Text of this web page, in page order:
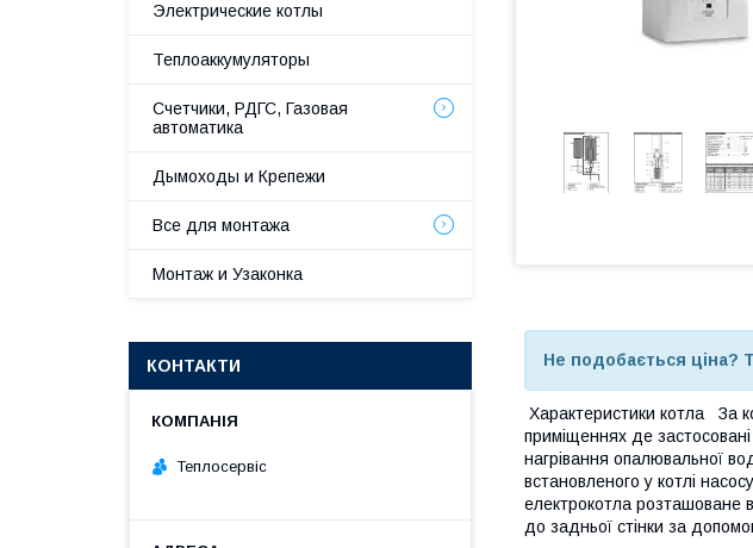
Не подобається ціна?
Характеристики котла За
приміщеннях де
нагрівання опалювальної
встановленого у котлі
електрокотла розташоване
до задньої стінки за
Электрические котлы
Теплоаккумуляторы
Счетчики, РДГС, Газовая
автоматика
Дымоходы и Крепежи
Все для монтажа
Монтаж и Узаконка
КОНТАКТИ
Теплосервіс